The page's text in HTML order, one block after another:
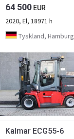
64 500EUR
2020, El, 18971 h
Tyskland, Hamburg
Kalmar ECG55-6